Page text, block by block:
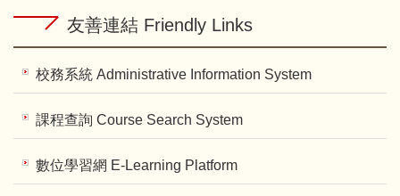
友善連結 Friendly Links
校務系統 Administrative Information System
課程查詢 Course Search System
數位學習網 E-Learning Platform